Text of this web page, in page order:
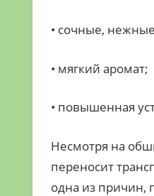
• сочные,
• мягкий аромат;
• повышенная
Несмотря на
переносит
одна из причин,